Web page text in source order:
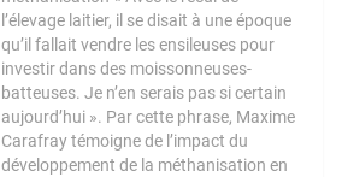
l’élevage laitier, il se disait à une époque
qu’il fallait vendre les ensileuses pour
investir dans des moissonneuses-
batteuses. Je n’en serais pas si certain
aujourd’hui ». Par cette phrase, Maxime
Carafray témoigne de l’impact du
développement de la méthanisation en